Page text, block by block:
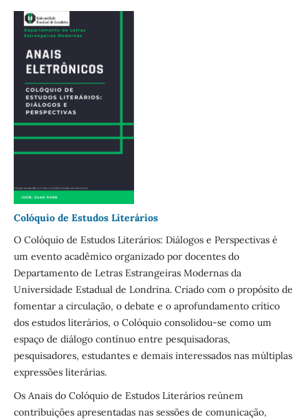
Colóquio de Estudos Literários
O Colóquio de Estudos Literários: Diálogos e Perspectivas é
um evento acadêmico organizado por docentes do
Departamento de Letras Estrangeiras Modernas da
Universidade Estadual de Londrina. Criado com o propósito de
fomentar a circulação, o debate e o aprofundamento crítico
dos estudos literários, o Colóquio consolidou-se como um
espaço de diálogo contínuo entre pesquisadoras,
pesquisadores, estudantes e demais interessados nas múltiplas
expressões literárias.
Os Anais do Colóquio de Estudos Literários reúnem
contribuições apresentadas nas sessões de comunicação,